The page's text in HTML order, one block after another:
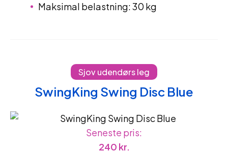
Maksimal belastning: 30 kg
Sjov udendørs leg
SwingKing Swing Disc Blue
Seneste pris:
240 kr.